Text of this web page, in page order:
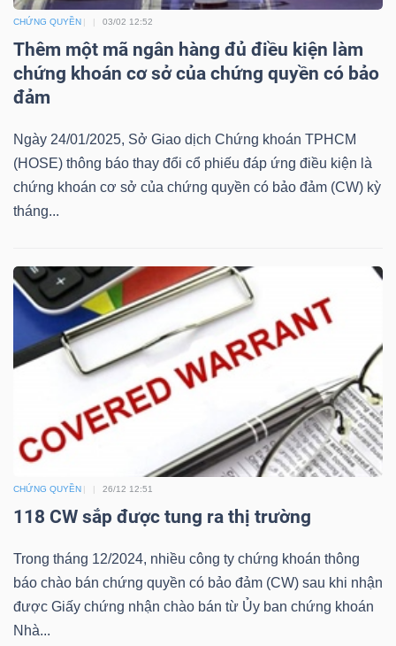
CHỨNG QUYỀN 03/02 12:52
Thêm một mã ngân hàng đủ điều kiện làm
chứng khoán cơ sở của chứng quyền có bảo
đảm
Ngày 24/01/2025, Sở Giao dịch Chứng khoán TPHCM
(HOSE) thông báo thay đổi cổ phiếu đáp ứng điều kiện là
chứng khoán cơ sở của chứng quyền có bảo đảm (CW) kỳ
tháng...
CHỨNG QUYỀN 26/12 12:51
118 CW sắp được tung ra thị trường
Trong tháng 12/2024, nhiều công ty chứng khoán thông
báo chào bán chứng quyền có bảo đảm (CW) sau khi nhận
được Giấy chứng nhận chào bán từ Ủy ban chứng khoán
Nhà...
Đào
tạo
Sách
tài
Công
thông
tài
chính